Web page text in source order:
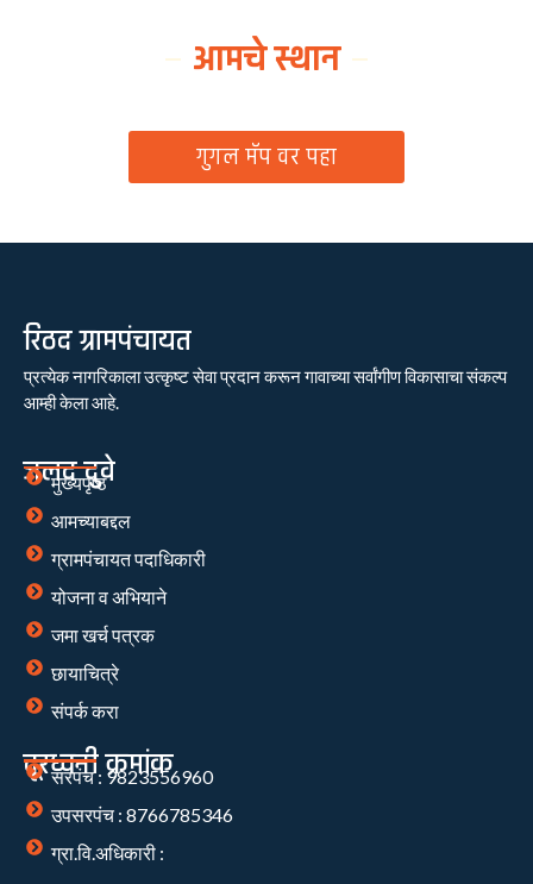
आमचे स्थान
गुगल मॅप वर पहा
रिठद ग्रामपंचायत
प्रत्येक नागरिकाला उत्कृष्ट सेवा प्रदान करून गावाच्या सर्वांगीण विकासाचा संकल्प
आम्ही केला आहे.
जलद दुवे
मुख्यपृष्ठ
आमच्याबद्दल
ग्रामपंचायत पदाधिकारी
योजना व अभियाने
जमा खर्च पत्रक
छायाचित्रे
संपर्क करा
दूरध्वनी क्रमांक
सरपंच : 9823556960
उपसरपंच : 8766785346
ग्रा.वि.अधिकारी :